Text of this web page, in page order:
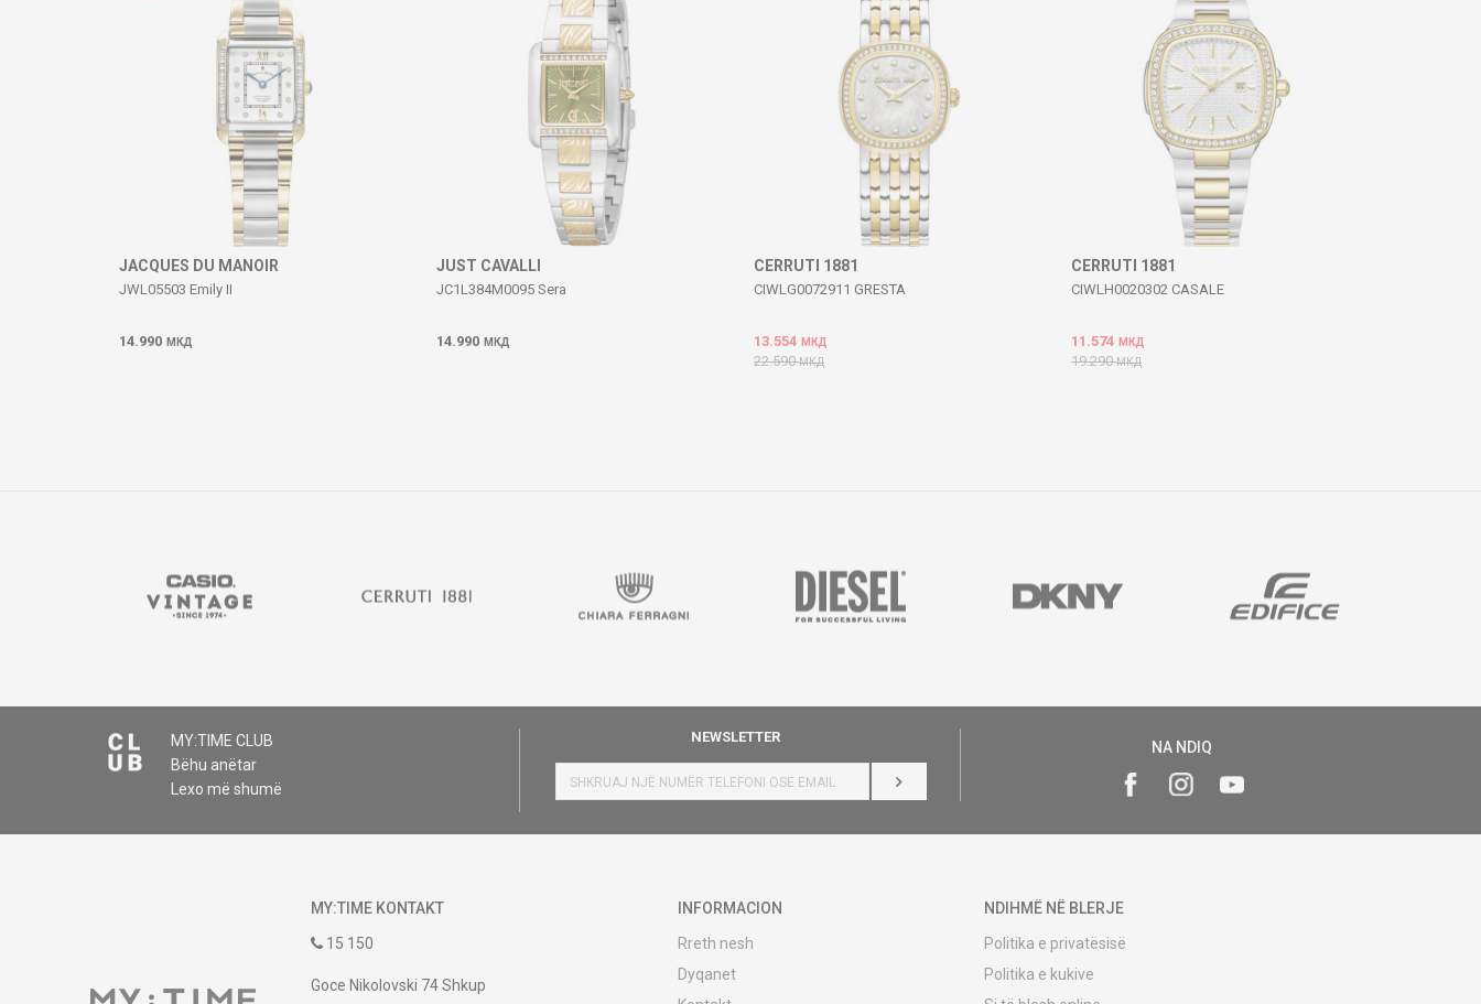
JACQUES DU MANOIR
JWL05503 Emily II
14.990 МКД
JUST CAVALLI
JC1L384M0095 Sera
14.990 МКД
CERRUTI 1881
CIWLG0072911 GRESTA
13.554 МКД
22.590МКД
CERRUTI 1881
CIWLH0020302 CASALE
11.574 МКД
19.290МКД
MY:TIME CLUB
Bëhu anëtar
Lexo më shumë
NEWSLETTER
HYR
NA NDIQ
MY:TIME KONTAKT
15 150
Goce Nikolovski 74 Shkup
INFORMACION
Rreth nesh
Dyqanet
NDIHMË NË BLERJE
Politika e privatësisë
Politika e kukive